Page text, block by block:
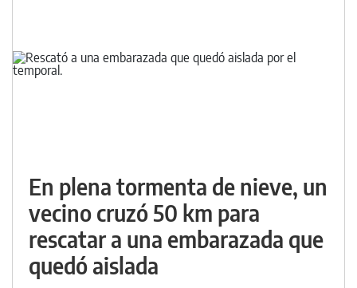
En plena tormenta de nieve, un
vecino cruzó 50 km para
rescatar a una embarazada que
quedó aislada